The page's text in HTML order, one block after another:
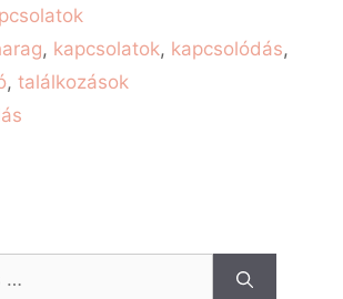
, kapcsolatok, kapcsolódás,
, találkozások